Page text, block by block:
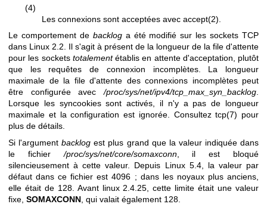
(4)
Les connexions sont acceptées avec accept(2)
Le comportement de backloga été modifié sur les sockets TCP
dans Linux 2.2. Il s'agit à présent de la longueur de la file d'attente
pour les sockets totalementétablis en attente d'acceptation, plutôt
que les requêtes de connexion incomplètes. La longueur
maximale de la file d'attente des connexions incomplètes peut
être configurée avec/proc/sys/net/ipv4/tcp_max_syn_backlog.
Lorsque les syncookies sont activés, il n'y a pas de longueur
maximale et la configuration est ignorée. Consulteztcp(7) pour
plus de détails.
Si l'argumentbacklog est plus grand que la valeur indiquée dans
le fichier/proc/sys/net/core/somaxconn, il est bloqué
silencieusement à cette valeur. Depuis Linux 5.4, la valeur par
défaut dans ce fichier est 4096 ; dans les noyaux plus anciens,
elle était de 128. Avant linux 2.4.25, cette limite était une valeur
fixe, SOMAXCONN , qui valait également 128.